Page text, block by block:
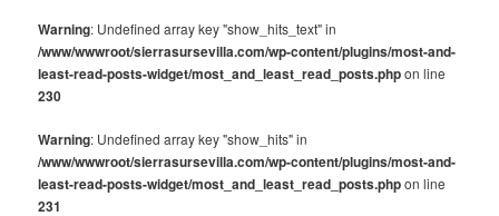
Warning: Undefined array key "show_hits_text" in
/www/wwwroot/sierrasursevilla.com/wp-content/plugins/most-and-
least-read-posts-widget/most_and_least_read_posts.phpon line
230
Warning: Undefined array key "show_hits" in
/www/wwwroot/sierrasursevilla.com/wp-content/plugins/most-and-
least-read-posts-widget/most_and_least_read_posts.phpon line
231